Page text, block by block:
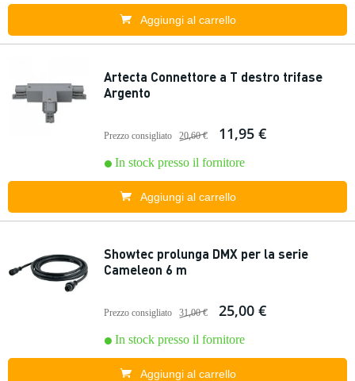
Aggiungi al carrello
Artecta Connettore a T destro trifase
Argento
Prezzo consigliato 20,60 € 11,95 €
In stock presso il fornitore
Aggiungi al carrello
Showtec prolunga DMX per la serie
Cameleon 6 m
Prezzo consigliato 31,00 € 25,00 €
In stock presso il fornitore
Aggiungi al carrello